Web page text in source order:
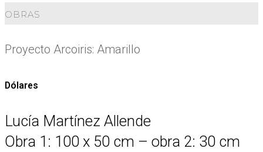
OBRAS
Proyecto Arcoiris: Amarillo
Dólares
Lucía Martínez Allende
Obra 1: 100 x 50 cm – obra 2: 30 cm